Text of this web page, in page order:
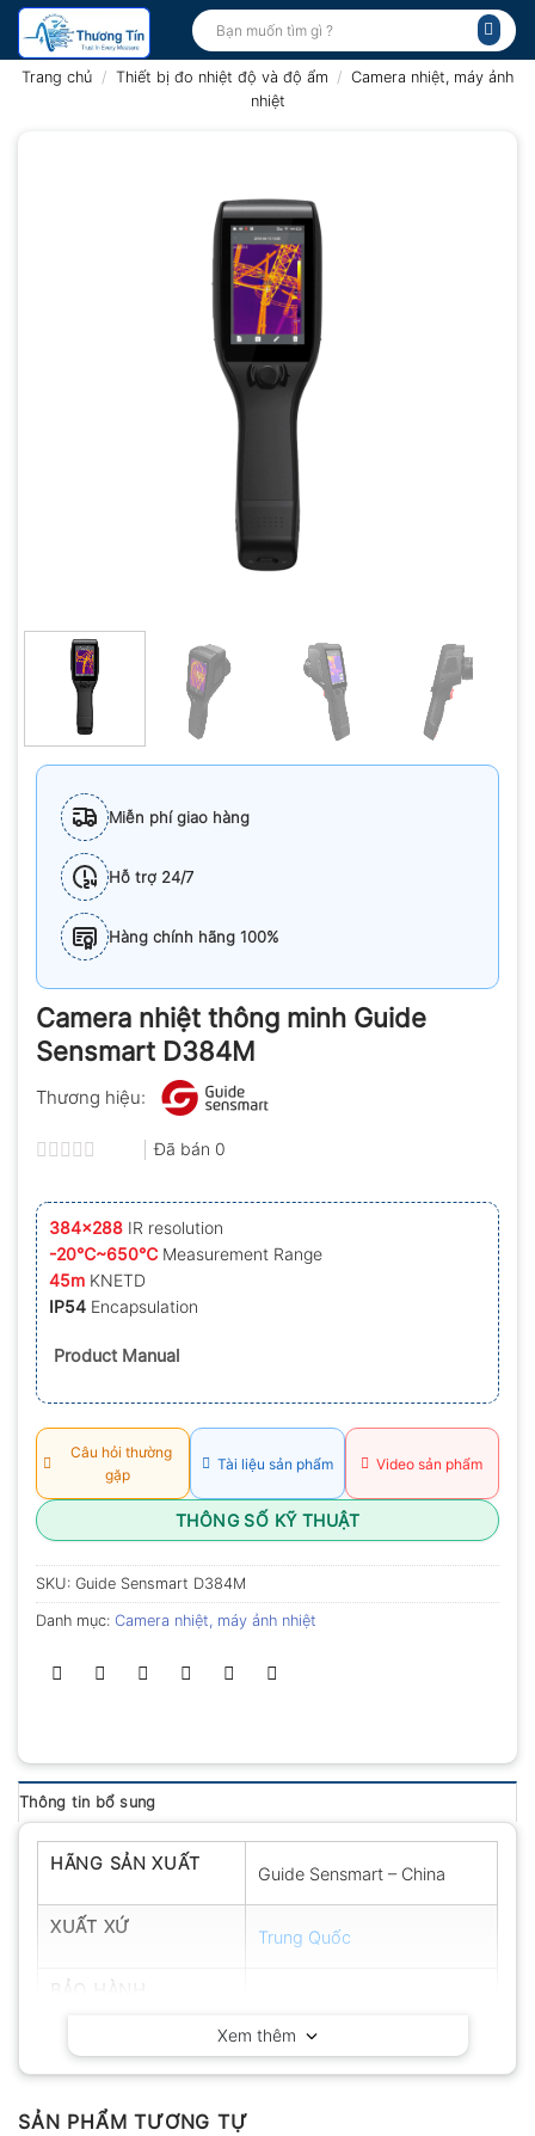
Bỏ
qua
nội
Tìm
kiếm:
Trang chủ / Thiết bị đo nhiệt độ và độ ẩm / Camera nhiệt, máy ảnh
nhiệt
Miễn phí giao hàng
Hỗ trợ 24/7
Hàng chính hãng 100%
Camera nhiệt thông minh Guide
Sensmart D384M
Thương hiệu:
xếp
hạng
0.0
5
sao
Đã bán 0
384×288 IR resolution
-20℃~650℃ Measurement Range
45m KNETD
IP54 Encapsulation
Product Manual
Câu hỏi thường
gặp
Tài liệu sản phẩm Video sản phẩm
THÔNG SỐ KỸ THUẬT
SKU: Guide Sensmart D384M
Danh mục: Camera nhiệt, máy ảnh nhiệt
Thông tin bổ sung
HÃNG SẢN XUẤT Guide Sensmart – China
XUẤT XỨ Trung Quốc
Xem thêm
SẢN PHẨM TƯƠNG TỰ